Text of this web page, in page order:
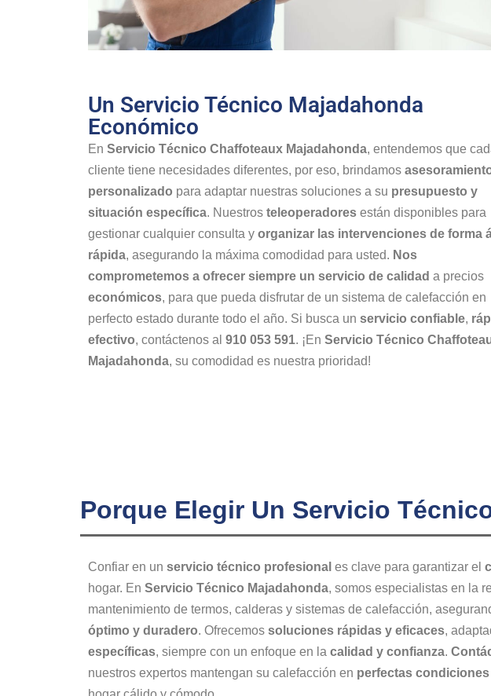
Un Servicio Técnico Majadahonda
Económico
En Servicio Técnico Chaffoteaux Majadahonda, entendemos que
cliente tiene necesidades diferentes, por eso, brindamos
personalizado para adaptar nuestras soluciones a su presupuesto y
situación específica. Nuestros teleoperadores están disponibles para
gestionar cualquier consulta y organizar las intervenciones de forma
rápida, asegurando la máxima comodidad para usted. Nos
comprometemos a ofrecer siempre un servicio de calidad a precios
económicos, para que pueda disfrutar de un sistema de calefacción en
perfecto estado durante todo el año. Si busca un servicio confiable,
efectivo, contáctenos al 910 053 591. ¡En Servicio Técnico
Majadahonda, su comodidad es nuestra prioridad!
Porque Elegir Un Servicio
Confiar en un servicio técnico profesional es clave para garantizar el
hogar. En Servicio Técnico Majadahonda, somos especialistas en la
mantenimiento de termos, calderas y sistemas de calefacción,
óptimo y duradero. Ofrecemos soluciones rápidas y eficaces,
específicas, siempre con un enfoque en la calidad y confianza.
nuestros expertos mantengan su calefacción en perfectas condiciones